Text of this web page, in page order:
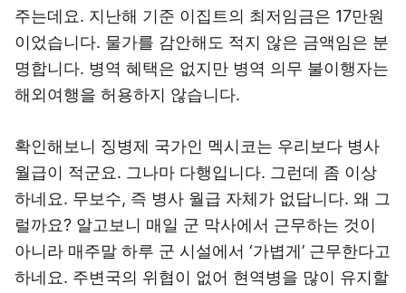
주는데요. 지난해 기준 이집트의 최저임금은 17만원
이었습니다. 물가를 감안해도 적지 않은 금액임은 분
명합니다. 병역 혜택은 없지만 병역 의무 불이행자는
해외여행을 허용하지 않습니다.
확인해보니 징병제 국가인 멕시코는 우리보다 병사
월급이 적군요. 그나마 다행입니다. 그런데 좀 이상
하네요. 무보수, 즉 병사 월급 자체가 없답니다. 왜 그
럴까요? 알고보니 매일 군 막사에서 근무하는 것이
아니라 매주말 하루 군 시설에서 ‘가볍게’ 근무한다고
하네요. 주변국의 위협이 없어 현역병을 많이 유지할